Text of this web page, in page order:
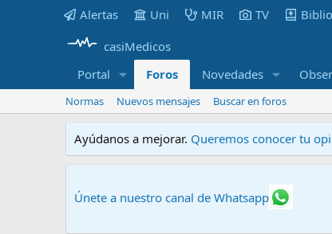
Alertas Uni MIR TV Biblio
casiMedicos
Portal
Foros Novedades
Normas Nuevos mensajes Buscar en foros
Ayúdanos a mejorar. Queremos conocer tu
Únete a nuestro canal de Whatsapp